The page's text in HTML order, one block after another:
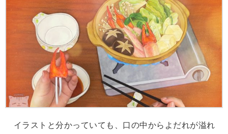
イラストと分かっていても、口の中からよだれが溢れ